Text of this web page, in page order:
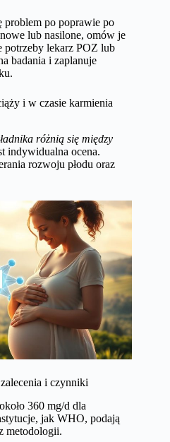
problem po poprawie po
lub nasilone, omów je
potrzeby lekarz POZ lub
badania i zaplanuje
i w czasie karmienia
różnią się między
indywidualna ocena.
rozwoju płodu oraz
i czynniki
360 mg/d dla
jak WHO, podają
metodologii.